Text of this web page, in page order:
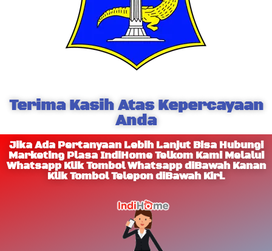
Terima Kasih Atas Kepercayaan
Anda
Jika Ada Pertanyaan Lebih Lanjut Bisa Hubungi
Marketing Plasa IndiHome Telkom Kami Melalui
Whatsapp Klik Tombol Whatsapp diBawah Kanan
Klik Tombol Telepon diBawah Kiri.